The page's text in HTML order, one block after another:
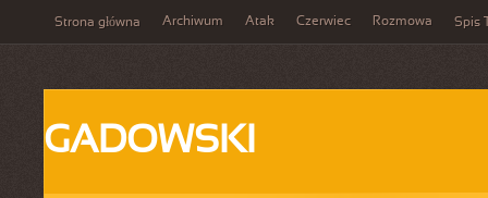
Strona główna Archiwum Atak Czerwiec Rozmowa Spis
GADOWSKI